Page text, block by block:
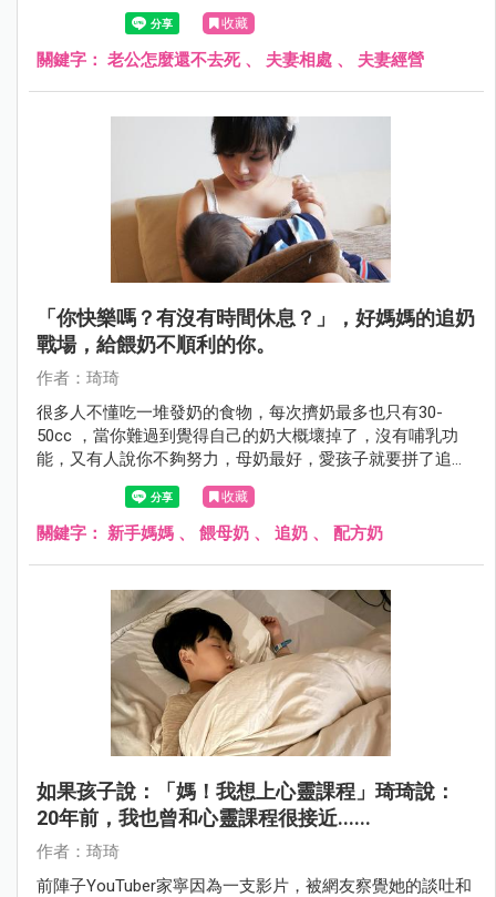
時也心想這句話應該是氣話，並不是真心，這次就來聊聊那
些婚姻氣話背後的「真心話」。
收藏
關鍵字： 老公怎麼還不去死、 夫妻相處 、 夫妻經營
「你快樂嗎？有沒有時間休息？」，好媽媽的追奶
戰場，給餵奶不順利的你。
作者：琦琦
很多人不懂吃一堆發奶的食物，每次擠奶最多也只有30-
50cc ，當你難過到覺得自己的奶大概壞掉了，沒有哺乳功
能，又有人說你不夠努力，母奶最好，愛孩子就要拼了追奶
量⋯給配方你就輸了！ 以上惡夢，何時能終結呢？還給媽媽
餵奶自主權吧！
收藏
關鍵字： 新手媽媽 、 餵母奶 、 追奶 、 配方奶
如果孩子說：「媽！我想上心靈課程」琦琦說：
20年前，我也曾和心靈課程很接近......
作者：琦琦
前陣子YouTuber家寧因為一支影片，被網友察覺她的談吐和